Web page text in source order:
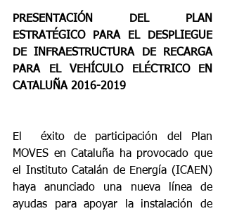
PRESENTACIÓN DEL PLAN
ESTRATÉGICO PARA EL DESPLIEGUE
DE INFRAESTRUCTURA DE RECARGA
PARA EL VEHÍCULO ELÉCTRICO EN
CATALUÑA 2016-2019
El  éxito de participación del Plan
MOVES en Cataluña ha provocado que
el Instituto Catalán de Energía (ICAEN)
haya anunciado una nueva línea de
ayudas para apoyar la instalación de